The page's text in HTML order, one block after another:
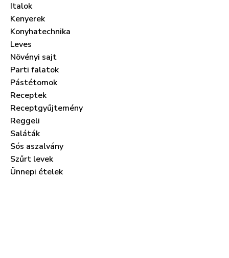
Italok
Kenyerek
Konyhatechnika
Leves
Növényi sajt
Parti falatok
Pástétomok
Receptek
Receptgyűjtemény
Reggeli
Saláták
Sós aszalvány
Szűrt levek
Ünnepi ételek